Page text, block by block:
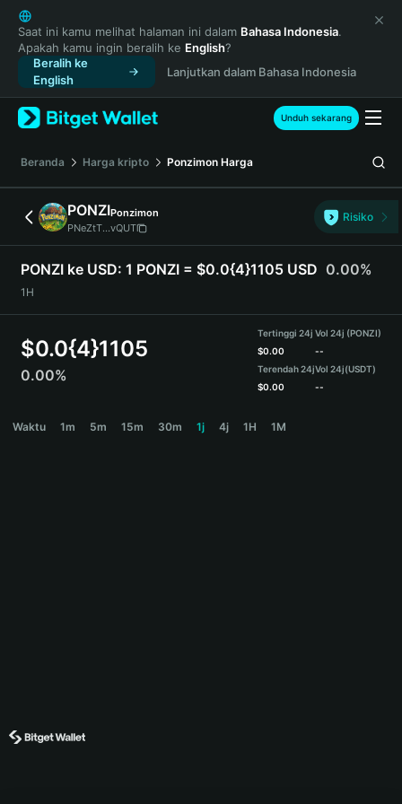
English
日本語
Tiếng Việt
Русский
Español (Latinoamérica)
Türkçe
Français
Deutsch
简体中文
繁體中文
Português (Portugal)
Bahasa Indonesia
ภาษาไทย
हिन्दी
Español
Português (Brasil)
Saat ini kamu melihat halaman ini dalam Bahasa Indonesia.
Apakah kamu ingin beralih ke English?
Beralih ke
English
Lanjutkan dalam Bahasa Indonesia
Unduh sekarang
Beranda Harga kripto Ponzimon Harga
PONZIPonzimon
PNeZtT...vQUT
Risiko
PONZI ke USD: 1 PONZI = $0.0{4}1105 USD 0.00%
1H
$0.0{4}1105
0.00%
Tertinggi 24j
$0.00
Terendah 24j
$0.00
Vol 24j (PONZI)
--
Vol 24j(USDT)
--
Waktu 1m 5m 15m 30m 1j 4j 1H 1M